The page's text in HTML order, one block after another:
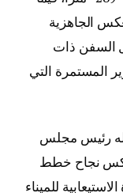
وهو ما يعكس الجاهزية
السفن ذات
المستمرة التي
رئيس مجلس
نجاح خطط
للميناء